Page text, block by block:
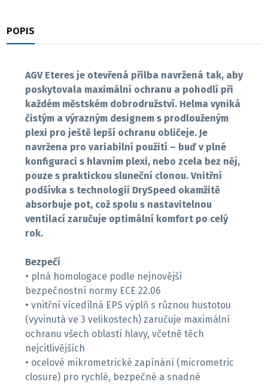
POPIS
AGV Eteres je otevřená přilba navržená tak, aby
poskytovala maximální ochranu a pohodlí při
každém městském dobrodružství. Helma vyniká
čistým a výrazným designem s prodlouženým
plexi pro ještě lepší ochranu obličeje. Je
navržena pro variabilní použití – buď v plné
konfiguraci s hlavním plexi, nebo zcela bez něj,
pouze s praktickou sluneční clonou. Vnitřní
podšívka s technologií DrySpeed okamžitě
absorbuje pot, což spolu s nastavitelnou
ventilací zaručuje optimální komfort po celý
rok.
Bezpečí
• plná homologace podle nejnovější
bezpečnostní normy ECE 22.06
• vnitřní vícedílná EPS výplň s různou hustotou
(vyvinutá ve 3 velikostech) zaručuje maximální
ochranu všech oblastí hlavy, včetně těch
nejcitlivějších
• ocelové mikrometrické zapínání (micrometric
closure) pro rychlé, bezpečné a snadné